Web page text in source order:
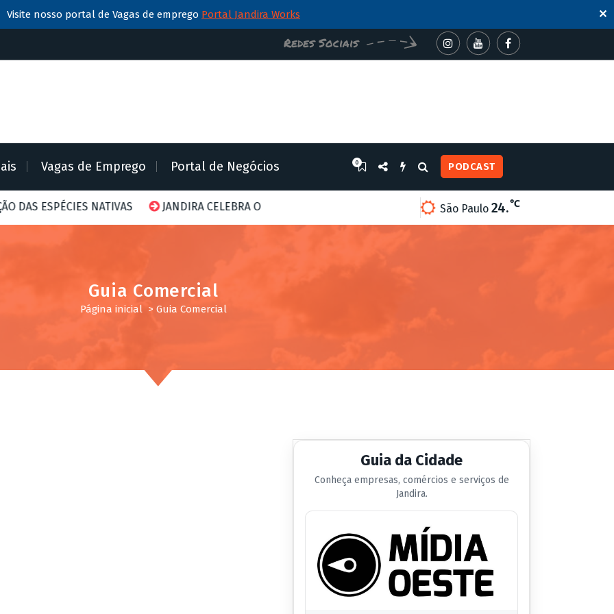
Visite nosso portal de Vagas de emprego Portal Jandira Works ✕
Redes Sociais
Vagas de Emprego Portal de Negócios 0 PODCAST
NATIVAS JANDIRA CELEBRA O DIA MUNDIAL DA ABELHA COM AÇÕES AMBIENTAIS E CONSCIENTIZAÇÃO NO PORTAL
São Paulo 24.℃
Guia Comercial
Página inicial > Guia Comercial
Guia da Cidade
Conheça empresas, comércios e serviços de
Jandira.